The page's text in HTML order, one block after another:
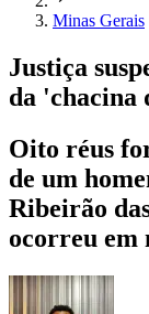
Minas Gerais
Justiça
da 'chacina
Oito réus
de um
Ribeirão
ocorreu em